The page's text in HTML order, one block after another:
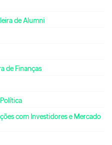
de Alumni
de Finanças
com Investidores e Mercado